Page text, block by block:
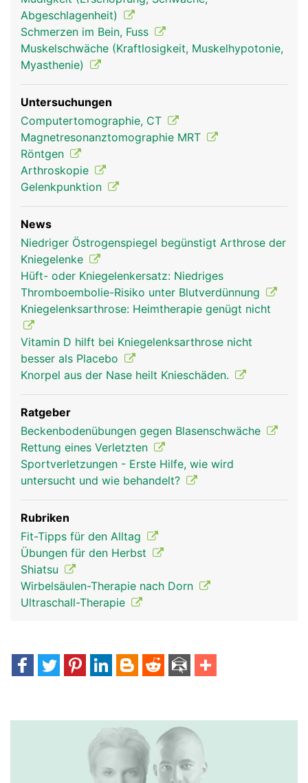
Stossdämpfer dienen. Stabilisiert wird das
Kniegelenk ausserdem durch zwei Kreuzbänder,
die von vorne nach hinten ziehen und sich dabei
überkreuzen, sowie durch die Seitenbänder. Auch
die Kniescheibe wird durch Bänder in Position
gehalten.
Kniegelenk Frau
Abgeschlagenheit)
Schmerzen im Bein, Fuss
Muskelschwäche (Kraftlosigkeit, Muskelhypotonie,
Myasthenie)
Untersuchungen
Computertomographie, CT
Magnetresonanztomographie MRT
Röntgen
Arthroskopie
Gelenkpunktion
News
Niedriger Östrogenspiegel begünstigt Arthrose der
Kniegelenke
Hüft- oder Kniegelenkersatz: Niedriges
Thromboembolie-Risiko unter Blutverdünnung
Kniegelenksarthrose: Heimtherapie genügt nicht
Vitamin D hilft bei Kniegelenksarthrose nicht
besser als Placebo
Knorpel aus der Nase heilt Knieschäden.
Ratgeber
Beckenbodenübungen gegen Blasenschwäche
Rettung eines Verletzten
Sportverletzungen - Erste Hilfe, wie wird
untersucht und wie behandelt?
Rubriken
Fit-Tipps für den Alltag
Übungen für den Herbst
Shiatsu
Wirbelsäulen-Therapie nach Dorn
Ultraschall-Therapie